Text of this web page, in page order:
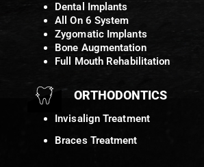
Dental Implants
All On 6 System
Zygomatic Implants
Bone Augmentation
Full Mouth Rehabilitation
ORTHODONTICS
Invisalign Treatment
Braces Treatment